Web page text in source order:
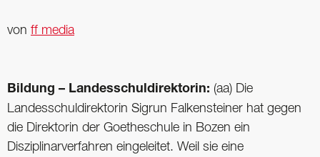
von ff media
Bildung – Landesschuldirektorin: (aa) Die
Landesschuldirektorin Sigrun Falkensteiner hat gegen
die Direktorin der Goetheschule in Bozen ein
Disziplinarverfahren eingeleitet. Weil sie eine